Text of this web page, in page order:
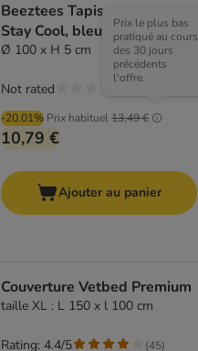
Beeztees Tapis arroseur
Stay Cool, bleu
Ø 100 x H 5 cm
-20.01% Prix habituel13,49 €
Prix le plus bas
pratiqué au cours
des 30 jours
précédents
l'offre.
10,79 €
Not rated
Ajouter au panier
Couverture Vetbed Premium
taille XL : L 150 x l 100 cm
Rating: 4.4/5 (45)